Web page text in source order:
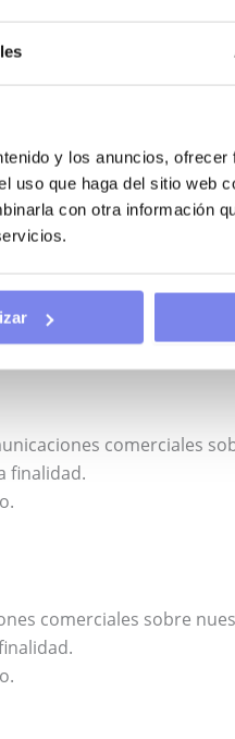
y los anuncios,
uso que haga del sitio web
con otra información
través de la web
comerciales de
y su actividad, noticias
facilitada y los
por los usuarios a
comerciales
finalidad.
comerciales sobre